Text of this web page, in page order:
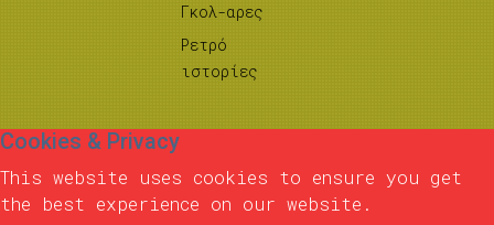
Γκολ-αρες
Ρετρό
ιστορίες
Cookies & Privacy
This website uses cookies to ensure you get
the best experience on our website.